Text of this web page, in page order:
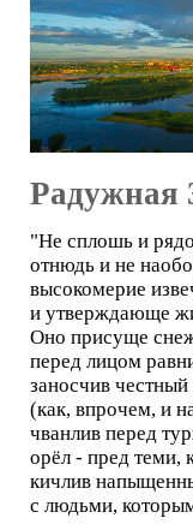
Радужная
"Не сплошь и
отнюдь и не
высокомерие
и утверждающе
Оно присуще
перед лицом
заносчив
(как, впрочем, и
чванлив перед
орёл - пред теми,
кичлив
с людьми,